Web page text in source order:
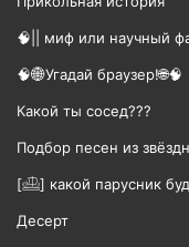
🧠|| миф или научный
🧠🌐Угадай браузер!🌐🧠
Какой ты сосед???
Подбор песен из
[𓊝] какой парусник
Десерт